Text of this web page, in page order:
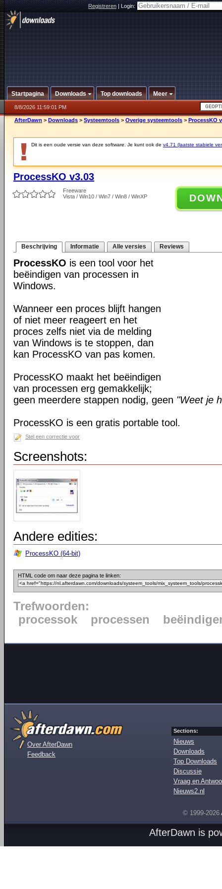
Registreren|Login:
Startpagina Downloads Top downloads Meer
8/8/2026 11:59:01 PM
AfterDawn > Downloads > Systeemtools > Overige systeemtools > ProcessKO
Dit is een oude versie van deze software. Je kunt ook de v4.71 (laatste stabiele
ProcessKO v3.03
Freeware
Vista / Win10 / Win7 / Win8 / WinXP
Beschrijving Informatie Alle versies Reviews
ProcessKO is een tool voor het
beëindigen van processen in
Windows.
Wanneer een proces blijft hangen
of niet meer reageert en het
proces zelfs niet via de melding
van Windows is te stoppen, dan
kan ProcessKO van pas komen.
ProcessKO maakt het beëindigen
van processen erg gemakkelijk;
geen meerdere stappen nodig, geen "Weet je
ProcessKO is een gratis portable tool.
Stel een correctie voor
Screenshots:
Andere edities:
ProcessKO (64-bit)
HTML code om naar deze pagina te linken:
Trefwoorden:
processok
processen
Over AfterDawn
Feedback
Sections:
Nieuws
Downloads
Top Downloads
Discussie
Vraag en
Nieuws2.nl
© 1999-2026
AfterDawn is